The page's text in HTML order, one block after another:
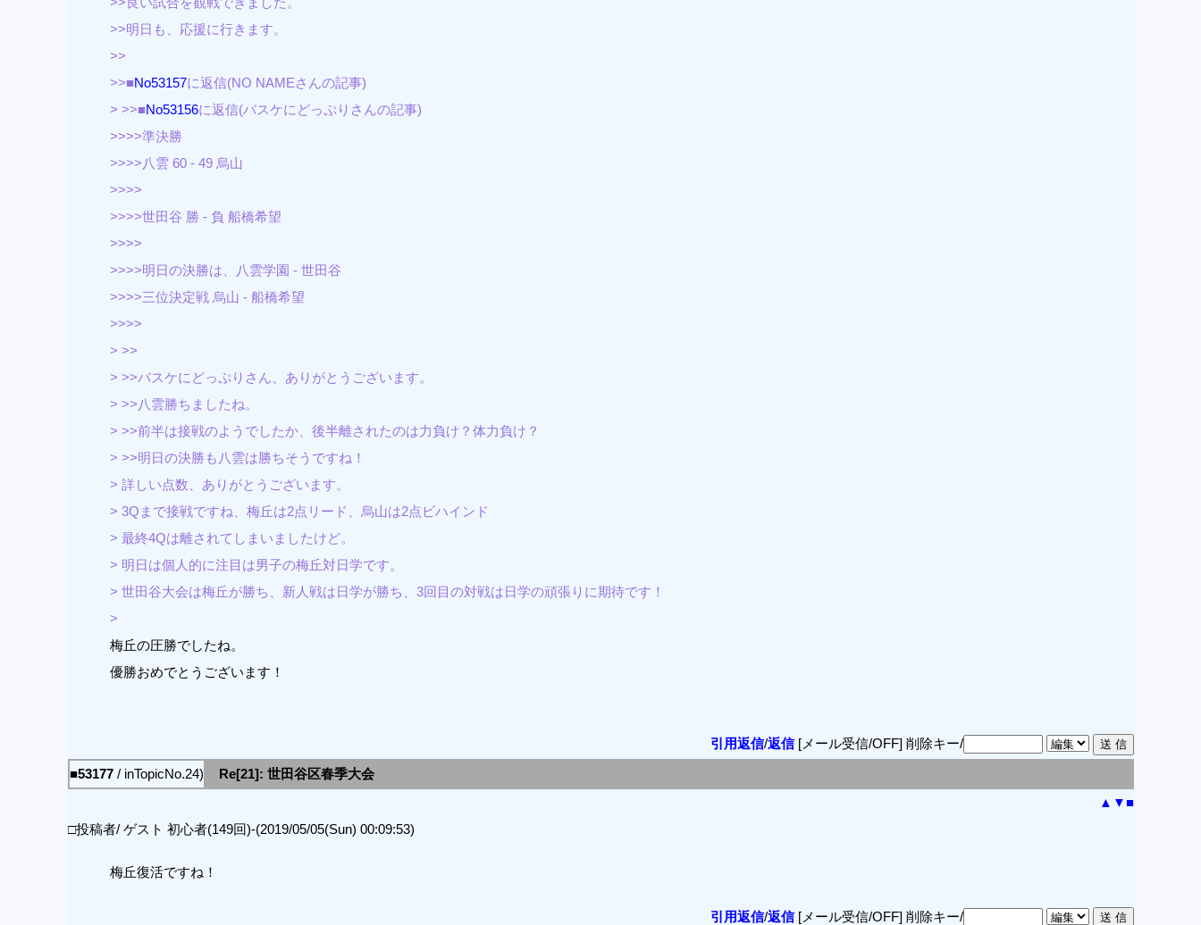
>>明日も、応援に行きます。
>>
>>■No53157に返信(NO NAMEさんの記事)
> >>■No53156に返信(バスケにどっぷりさんの記事)
>>>>準決勝
>>>>八雲 60 - 49 烏山
>>>>
>>>>世田谷 勝 - 負 船橋希望
>>>>
>>>>明日の決勝は、八雲学園 - 世田谷
>>>>三位決定戦 烏山 - 船橋希望
>>>>
> >>
> >>バスケにどっぷりさん、ありがとうございます。
> >>八雲勝ちましたね。
> >>前半は接戦のようでしたか、後半離されたのは力負け？体力負け？
> >>明日の決勝も八雲は勝ちそうですね！
> 詳しい点数、ありがとうございます。
> 3Qまで接戦ですね、梅丘は2点リード、烏山は2点ビハインド
> 最終4Qは離されてしまいましたけど。
> 明日は個人的に注目は男子の梅丘対日学です。
> 世田谷大会は梅丘が勝ち、新人戦は日学が勝ち、3回目の対戦は日学の頑張りに期待です！
>
梅丘の圧勝でしたね。
優勝おめでとうございます！
引用返信/返信[メール受信/OFF] 削除キー/
■53177/ inTopicNo.24)
Re[21]: 世田谷区春季大会
▲ ▼■
□投稿者/ ゲスト 初心者(149回)-(2019/05/05(Sun) 00:09:53)
梅丘復活ですね！
引用返信/返信[メール受信/OFF] 削除キー/